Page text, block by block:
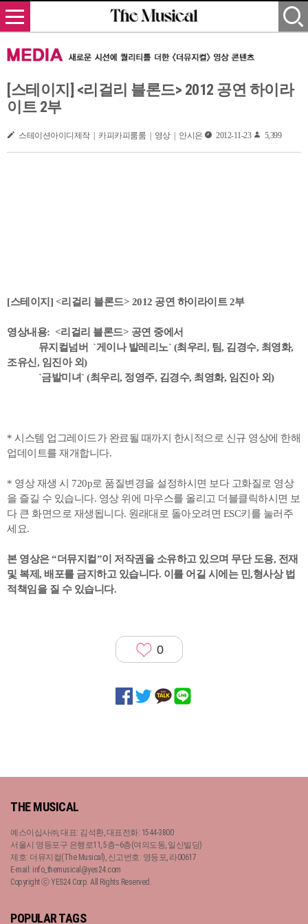
[스테이지] <리걸리 블론드> 2012 공연 하이라
이트 2부
스테이션아이디제작 | 카피카피룸룸 | 영상 | 안시은 2012-11-23 5,399
[스테이지] <리걸리 블론드> 2012 공연 하이라이트 2부
영상내용: <리걸리 블론드> 공연 중에서
뮤지컬넘버 `게이나 발레리노` (최우리, 팀, 김경수, 최영화,
조유신, 임진아 외)
`금발미녀` (최우리, 정영주, 김경수, 최영화, 임진아 외)
* 시스템 업그레이드가 완료될 때까지 한시적으로 신규 영상에 한해
업데이트를 재개합니다.
* 영상 재생 시 720p로 품질변경을 설정하시면 보다 고화질로 영상
을 즐길 수 있습니다. 영상 위에 마우스를 올리고 더블클릭하시면 보
다 큰 화면으로 재생됩니다. 원래대로 돌아오려면 ESC키를 눌러주
세요.
본 영상은 “더뮤지컬”이 저작권을 소유하고 있으며 무단 도용, 전재
및 복제, 배포를 금지하고 있습니다. 이를 어길 시에는 민,형사상 법
적책임을 질 수 있습니다.
0
THE MUSICAL
예스이십사㈜, 대표: 김석환, 대표전화: 1544-3800
서울시 영등포구 은행로11, 5층~6층(여의도동, 일신빌딩)
제호: 더뮤지컬(The Musical), 신고번호: 영등포, 라00617
E-mail: info_themusical@yes24.com
Copyright ⓒ YES24 Corp. All Rights Reserved.
POPULAR TAGS